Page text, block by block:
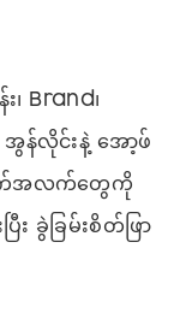
Brand၊
န်လိုင်းနဲ့ အော့ဖ်
ျက်အလက်တွေကို
း ခွဲခြမ်းစိတ်ဖြာ